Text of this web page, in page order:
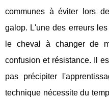
communes à éviter lors
galop. L'une des erreurs
le cheval à changer de
confusion et résistance. Il
pas précipiter
technique nécessite du